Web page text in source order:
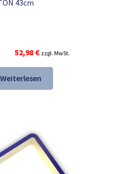
43cm
Ursprünglicher
Preis
war:
78,74 €
52,98 €Aktueller
Preis
ist:
52,98 €.
zzgl. MwSt.
Weiterlesen